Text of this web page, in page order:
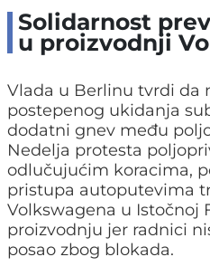
Solidarnost
u proizvodnji
Vlada u Berlinu tvrdi da
postepenog ukidanja
dodatni gnev među
Nedelja protesta
odlučujućim koracima,
pristupa autoputevima
Volkswagena u Istočnoj
proizvodnju jer radnici
posao zbog blokada.